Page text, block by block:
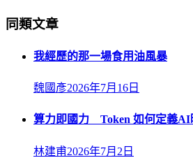
同類文章
我經歷的那一場食用油風暴
魏國彥2026年7月16日
算力即國力 Token 如何定義AI
林建甫2026年7月2日